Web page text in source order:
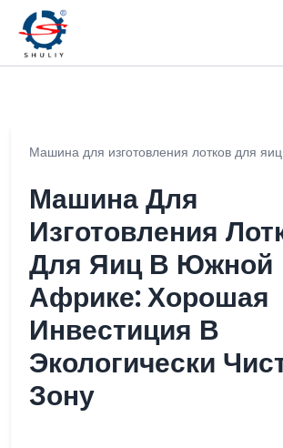
Машина для изготовления лотков для яиц
Машина Для
Изготовления
Для Яиц В Южной
Африке: Хорошая
Инвестиция В
Экологически
Зону